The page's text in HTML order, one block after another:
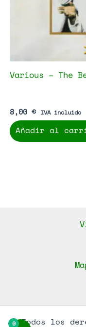
Various – The
8,00 € IVA incluido
Añadir al
Todos los
0